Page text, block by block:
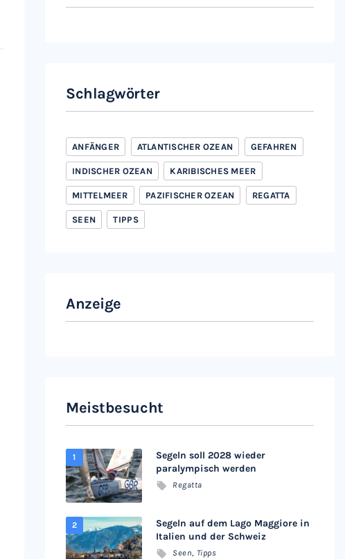
Schlagwörter
ANFÄNGER ATLANTISCHER OZEAN GEFAHREN
INDISCHER OZEAN KARIBISCHES MEER
MITTELMEER PAZIFISCHER OZEAN REGATTA
SEEN TIPPS
Anzeige
Meistbesucht
Segeln soll 2028 wieder
paralympisch werden
Regatta
Segeln auf dem Lago Maggiore in
Italien und der Schweiz
Seen, Tipps